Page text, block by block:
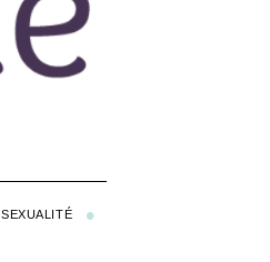
SEXUALITÉ